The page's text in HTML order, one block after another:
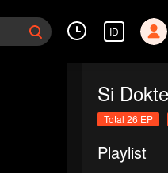
ID
Si
Total 26 EP
Playlist